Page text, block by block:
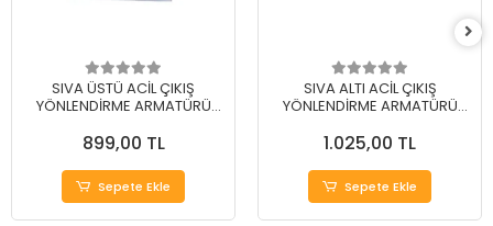
SIVA ÜSTÜ ACİL ÇIKIŞ
YÖNLENDİRME ARMATÜRÜ
XXX
899,00 TL
Sepete Ekle
SIVA ALTI ACİL ÇIKIŞ
YÖNLENDİRME ARMATÜRÜ
XXX
1.025,00 TL
Sepete Ekle